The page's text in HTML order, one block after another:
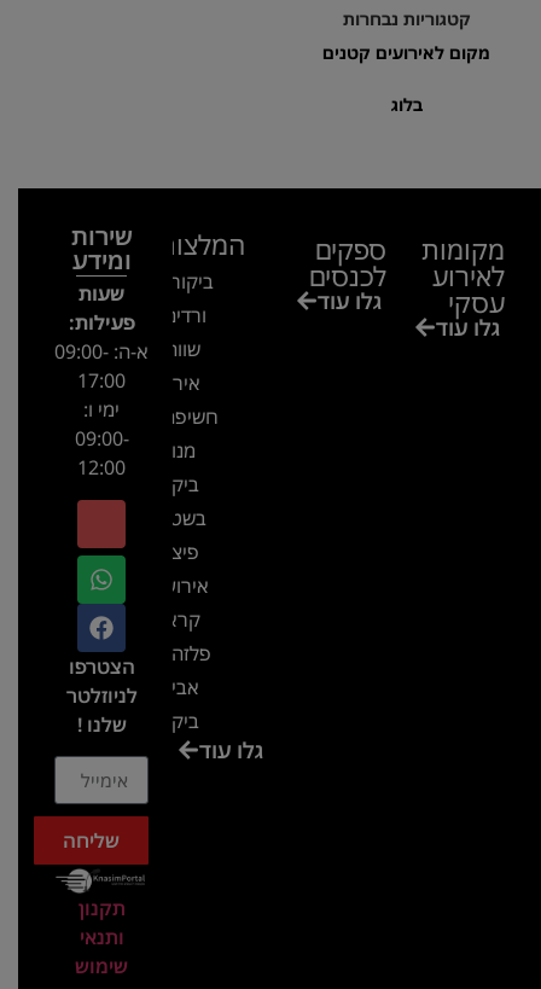
קטגוריות נבחרות
מקום לאירועים קטנים
בלוג
מקומות
לאירוע
עסקי
גלו עוד
ספקים
לכנסים
גלו עוד
המלצות
ביקור בגן
ורדים –
שווה!!
אירוע
חשיפה- זיו
מנור
ביקור
בשטח-
פיצ'ר
אירועים
קראון
פלזה תל
אביב-
ביקור
בכנס
המסחרי
גלו עוד
שירות
ומידע
שעות
פעילות:
א-ה: 09:00-
17:00
ימי ו:
09:00-
12:00
הצטרפו
לניוזלטר
שלנו !
שליחה
תקנון
ותנאי
שימוש